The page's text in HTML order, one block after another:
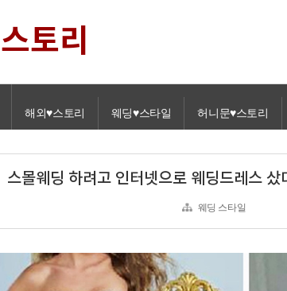
스토리
해외♥스토리 웨딩♥스타일 허니문♥스토리
스몰웨딩 하려고 인터넷으로 웨딩드레스
웨딩 스타일